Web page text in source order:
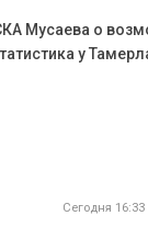
Мусаева о
у
Сегодня 16:33